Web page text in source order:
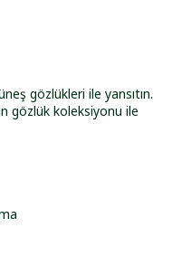
gözlükleri ile yansıtın.
gözlük koleksiyonu ile